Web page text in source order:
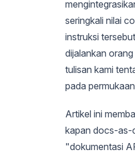
seringkali nilai
instruksi
dijalankan
tulisan kami
pada
Artikel ini
kapan docs-as-
"dokumentasi